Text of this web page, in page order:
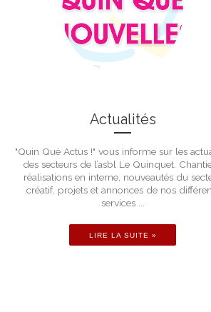
Actualités
"Quin Qué Actus !" vous informe sur les
des secteurs de l’asbl Le Quinquet.
réalisations en interne, nouveautés du
créatif, projets et annonces de nos
services ...
LIRE LA SUITE »